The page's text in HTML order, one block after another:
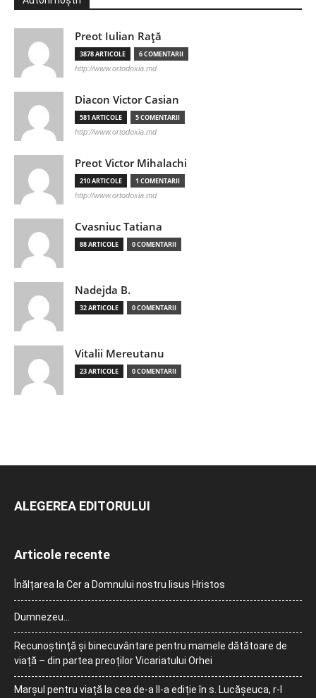
Preot Iulian Raţă
3878 ARTICOLE 6 COMENTARII
http://www.ortodoxia.md
Diacon Victor Casian
581 ARTICOLE 5 COMENTARII
http://www.ortodoxia.md
Preot Victor Mihalachi
210 ARTICOLE 1 COMENTARII
http://www.ortodoxia.md
Cvasniuc Tatiana
88 ARTICOLE 0 COMENTARII
Nadejda B.
32 ARTICOLE 0 COMENTARII
Vitalii Mereutanu
23 ARTICOLE 0 COMENTARII
ALEGEREA EDITORULUI
Articole recente
Înălțarea la Cer a Domnului nostru Iisus Hristos
Dumnezeu…
Recunoștință și binecuvântare pentru mamele dătătoare de
viață – din partea preoților Vicariatului Orhei
Marșul pentru viață la cea de-a II-a ediție în s. Lucășeuca, r-l